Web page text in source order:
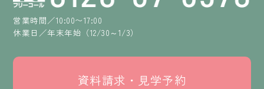
営業時間／10:00〜17:00
休業日／年末年始（12/30～1/3）
資料請求・見学予約